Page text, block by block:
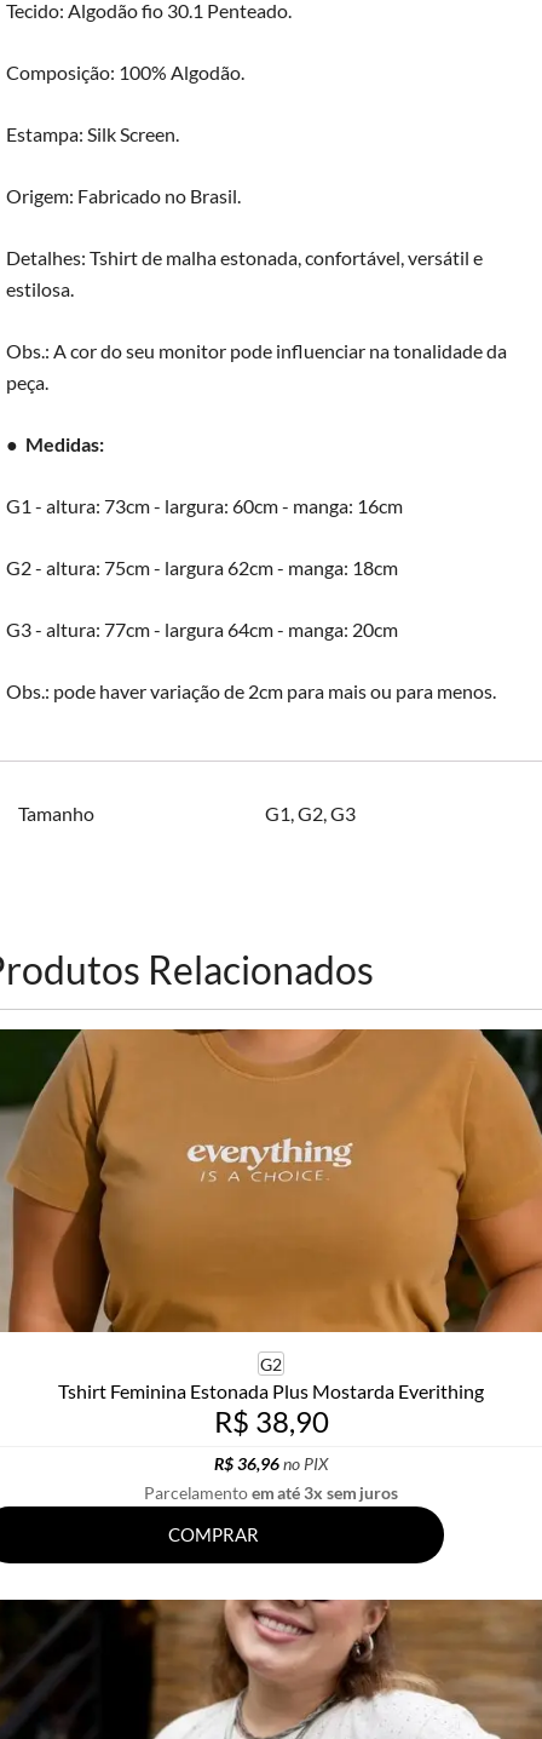
Tecido: Algodão fio 30.1 Penteado.
Composição: 100% Algodão.
Estampa: Silk Screen.
Origem: Fabricado no Brasil.
Detalhes: Tshirt de malha estonada, confortável, versátil e
estilosa.
Obs.: A cor do seu monitor pode influenciar na tonalidade da
peça.
● Medidas:
G1 - altura: 73cm - largura: 60cm - manga: 16cm
G2 - altura: 75cm - largura 62cm - manga: 18cm
G3 - altura: 77cm - largura 64cm - manga: 20cm
Obs.: pode haver variação de 2cm para mais ou para menos.
Tamanho G1,G2,G3
Relacionados
G2
Tshirt Feminina Estonada Plus Mostarda Everithing
R$ 38,90
R$ 36,96no PIX
Parcelamentoem até 3x sem juros
COMPRAR